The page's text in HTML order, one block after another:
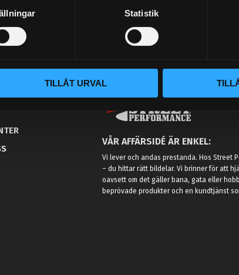
Statistik
TILLÅT URVAL
VÅR AFFÄRSIDÉ ÄR ENKEL:
Vi lever och andas prestanda. Hos Street
– du hittar rätt bildelar. Vi brinner för att
oavsett om det gäller bana, gata eller
beprövade produkter och en kundtjänst